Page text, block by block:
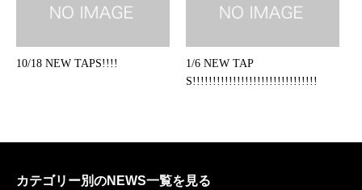
10/18 NEW TAPS!!!!
1/6 NEW TAP
S!!!!!!!!!!!!!!!!!!!!!!!!!!!!!!!
カテゴリー別のNEWS一覧を見る